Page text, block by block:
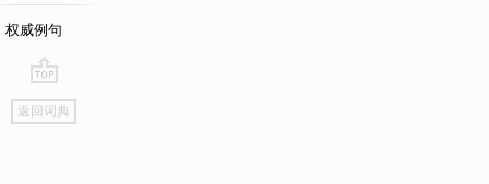
权威例句
go
top
返回词典